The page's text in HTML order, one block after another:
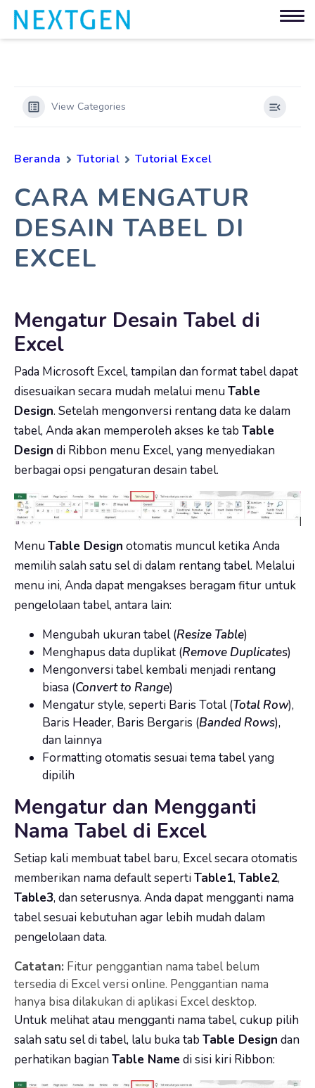
View Categories
Beranda Tutorial Tutorial Excel
CARA MENGATUR
DESAIN TABEL DI
EXCEL
Mengatur Desain Tabel di
Excel
Pada Microsoft Excel, tampilan dan format tabel dapat
disesuaikan secara mudah melalui menu Table
Design. Setelah mengonversi rentang data ke dalam
tabel, Anda akan memperoleh akses ke tab Table
Design di Ribbon menu Excel, yang menyediakan
berbagai opsi pengaturan desain tabel.
Menu Table Design otomatis muncul ketika Anda
memilih salah satu sel di dalam rentang tabel. Melalui
menu ini, Anda dapat mengakses beragam fitur untuk
pengelolaan tabel, antara lain:
Mengubah ukuran tabel (Resize Table)
Menghapus data duplikat (Remove Duplicates)
Mengonversi tabel kembali menjadi rentang
biasa (Convert to Range)
Mengatur style, seperti Baris Total (Total Row),
Baris Header, Baris Bergaris (Banded Rows),
dan lainnya
Formatting otomatis sesuai tema tabel yang
dipilih
Mengatur dan Mengganti
Nama Tabel di Excel
Setiap kali membuat tabel baru, Excel secara otomatis
memberikan nama default sepertiTable1, Table2,
Table3, dan seterusnya. Anda dapat mengganti nama
tabel sesuai kebutuhan agar lebih mudah dalam
pengelolaan data.
Catatan: Fitur penggantian nama tabel belum
tersedia di Excel versi online. Penggantian nama
hanya bisa dilakukan di aplikasi Excel desktop.
Untuk melihat atau mengganti nama tabel, cukup pilih
salah satu sel di tabel, lalu buka tab Table Design dan
perhatikan bagian Table Name di sisi kiri Ribbon: